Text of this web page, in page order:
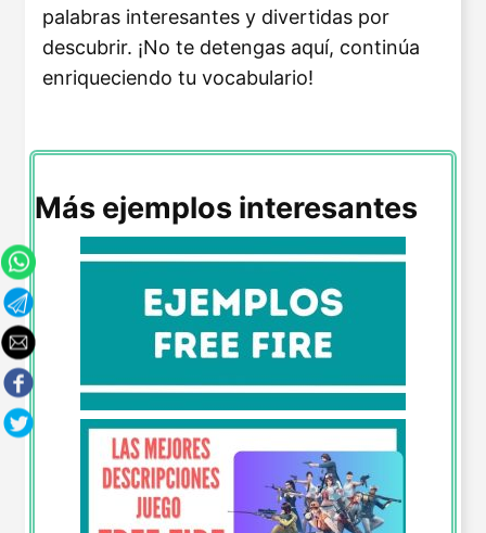
palabras interesantes y divertidas por
descubrir. ¡No te detengas aquí, continúa
enriqueciendo tu vocabulario!
Más ejemplos interesantes